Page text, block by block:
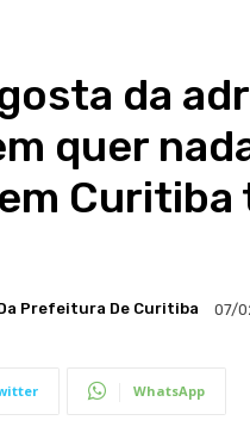
da
quer
Prefeitura De Curitiba 07/
WhatsApp